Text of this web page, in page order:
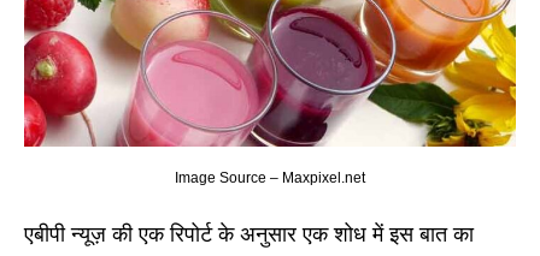
Image Source – Maxpixel.net
एबीपी न्यूज़ की एक रिपोर्ट के अनुसार एक शोध में इस बात का